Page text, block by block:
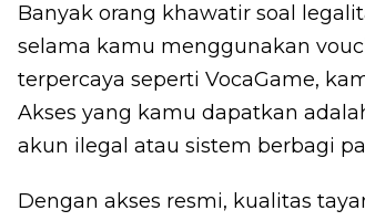
Banyak orang khawatir soal
selama kamu menggunakan
terpercaya seperti VocaGame,
Akses yang kamu dapatkan
akun ilegal atau sistem berbagi
Dengan akses resmi, kualitas